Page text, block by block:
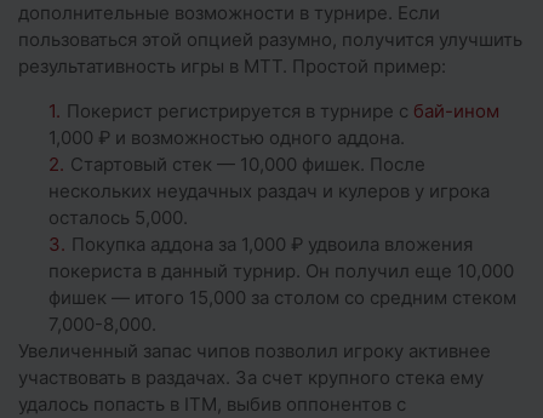
дополнительные возможности в турнире. Если
пользоваться этой опцией разумно, получится улучшить
результативность игры в МТТ. Простой пример:
Покерист регистрируется в турнире с бай-ином
1,000 ₽ и возможностью одного аддона.
Стартовый стек — 10,000 фишек. После
нескольких неудачных раздач и кулеров у игрока
осталось 5,000.
Покупка аддона за 1,000 ₽ удвоила вложения
покериста в данный турнир. Он получил еще 10,000
фишек — итого 15,000 за столом со средним стеком
7,000-8,000.
Увеличенный запас чипов позволил игроку активнее
участвовать в раздачах. За счет крупного стека ему
удалось попасть в ITM, выбив оппонентов с